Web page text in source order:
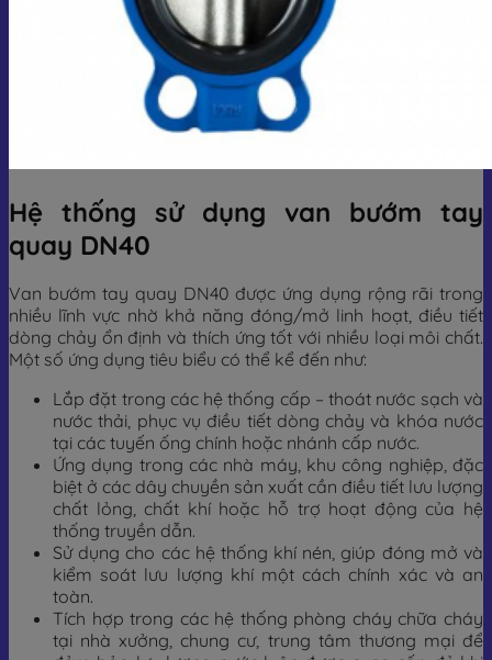
Hệ thống sử dụng van bướm tay
quay DN40
Van bướm tay quay DN40 được ứng dụng rộng rãi trong
nhiều lĩnh vực nhờ khả năng đóng/mở linh hoạt, điều tiết
dòng chảy ổn định và thích ứng tốt với nhiều loại môi chất.
Một số ứng dụng tiêu biểu có thể kể đến như:
Lắp đặt trong các hệ thống cấp – thoát nước sạch và
nước thải, phục vụ điều tiết dòng chảy và khóa nước
tại các tuyến ống chính hoặc nhánh cấp nước.
Ứng dụng trong các nhà máy, khu công nghiệp, đặc
biệt ở các dây chuyền sản xuất cần điều tiết lưu lượng
chất lỏng, chất khí hoặc hỗ trợ hoạt động của hệ
thống truyền dẫn.
Sử dụng cho các hệ thống khí nén, giúp đóng mở và
kiểm soát lưu lượng khí một cách chính xác và an
toàn.
Tích hợp trong các hệ thống phòng cháy chữa cháy
tại nhà xưởng, chung cư, trung tâm thương mại để